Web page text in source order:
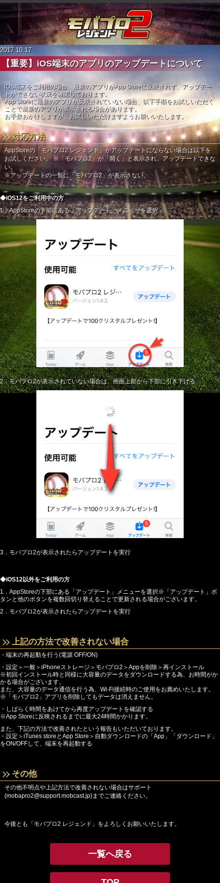
2017.10.17
【重要】iOS端末のアプリのアップデートについて
iOS端末をご利用の場合、最新のアプリがApp Storeに反映されず、アップデー
トができない状況を確認しております。
App Storeに最新のアプリが反映されていない場合、以下手順をお試しいただく
ことで最新のアプリが表示される場合があります。
お手数おかけしますが、お試しいただけますようお願いいたします。
対応方法
AppStoreの「モバプロ2 レジェンド」がアップデートにならない場合は以下を
お試しください。※「モバプロ2」が「開く」と表示され、アップデートできな
い。
※アップデートの一覧に「モバプロ2」が表示さない。
◆iOS12をご利用中の方
1．AppStoreの下部にある「アップデート」メニューを選択
2．モバプロ2が表示されていない場合は、画面上部から下部に引き下げる
3．モバプロ2が表示されたらアップデートを実行
◆iOS12以外をご利用の方
1．AppStoreの下部にある「アップデート」メニューを選択※「アップデート」ボ
タンと他のボタンを複数回切り替えることで更新される場合がございます。
2．モバプロ2が表示されたらアップデートを実行
上記の方法で改善されない場合
・端末の再起動を行う(電源 OFF/ON)
・設定＞一般＞iPhoneストレージ＞モバプロ2＞Appを削除＞再インストール
※初回インストール時と同様に大容量のデータをダウンロードする為、お時間がか
かる場合がございます。
また、大容量のデータ通信を行う為、Wi-Fi接続時のご使用をお薦めいたします。
※「モバプロ2」アプリを削除してもデータは消えません。
・しばらく時間をあけてから再度アップデートを確認する
※App Storeに反映されるまでに最大24時間かかります。
また、下記の方法で改善されたという報告もいただいております。
・設定＞iTunes storeとApp Store＞自動ダウンロードの「App」「ダウンロード」
をON/OFFして、端末を再起動する
その他
その他不明点や上記方法で改善されない場合はサポート
(mobapro2@support.mobcast.jp)までご連絡ください。
今後とも「モバプロ2 レジェンド」をよろしくお願いいたします。
一覧へ戻る